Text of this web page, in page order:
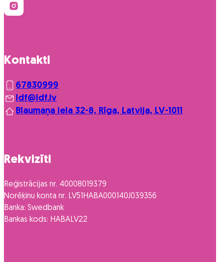
Kontakti
67830999
ldf@ldf.lv
Blaumaņa iela 32-8, Rīga, Latvija, LV-1011
Rekvizīti
Reģistrācijas nr. 40008019379
Norēķinu konta nr. LV51HABA000140J039356
Banka: Swedbank
Bankas kods: HABALV22